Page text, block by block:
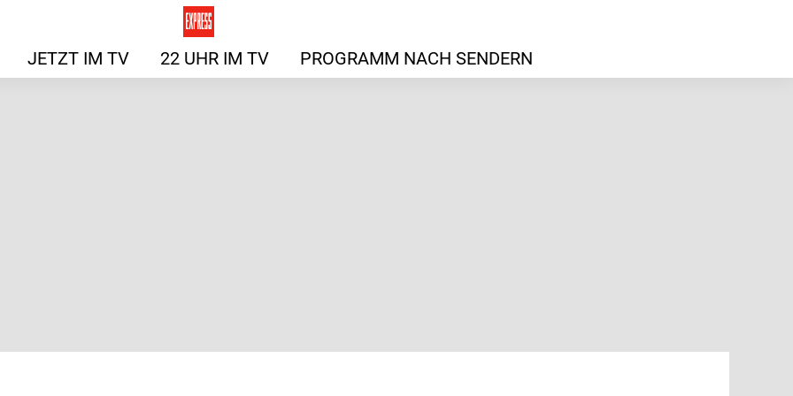
JETZT IM TV 22 UHR IM TV PROGRAMM NACH SENDERN